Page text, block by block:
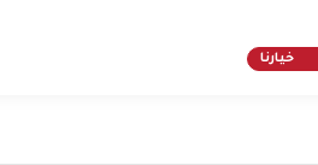
خيارنا